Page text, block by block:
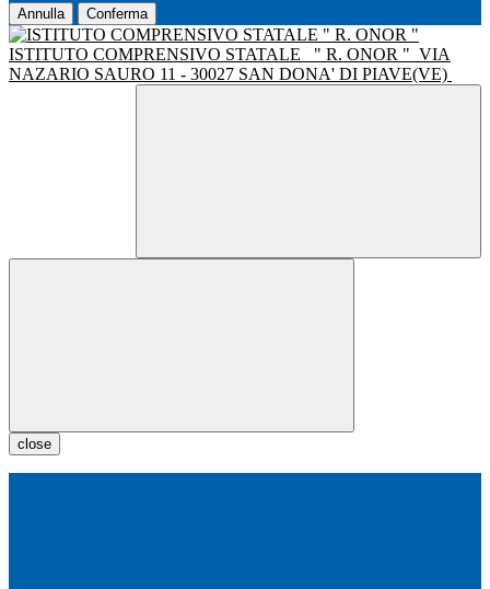
Annulla Conferma
ISTITUTO COMPRENSIVO STATALE " R. ONOR " VIA
NAZARIO SAURO 11 - 30027 SAN DONA' DI PIAVE(VE)
close